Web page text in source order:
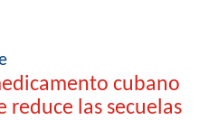
cubano
reduce las secuelas